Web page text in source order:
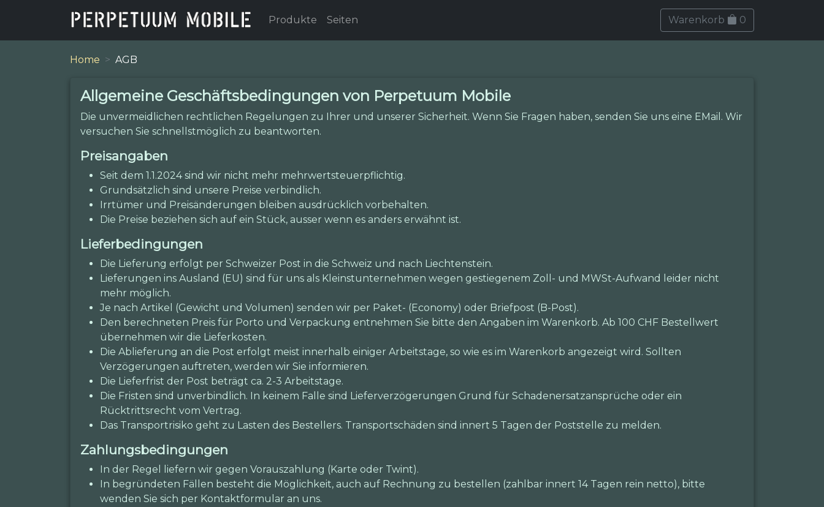
Produkte Seiten Warenkorb 0
Home AGB
Allgemeine Geschäftsbedingungen von Perpetuum Mobile
Die unvermeidlichen rechtlichen Regelungen zu Ihrer und unserer Sicherheit. Wenn Sie Fragen haben, senden Sie uns eine EMail. Wir
versuchen Sie schnellstmöglich zu beantworten.
Preisangaben
Seit dem 1.1.2024 sind wir nicht mehr mehrwertsteuerpflichtig.
Grundsätzlich sind unsere Preise verbindlich.
Irrtümer und Preisänderungen bleiben ausdrücklich vorbehalten.
Die Preise beziehen sich auf ein Stück, ausser wenn es anders erwähnt ist.
Lieferbedingungen
Die Lieferung erfolgt per Schweizer Post in die Schweiz und nach Liechtenstein.
Lieferungen ins Ausland (EU) sind für uns als Kleinstunternehmen wegen gestiegenem Zoll- und MWSt-Aufwand leider nicht
mehr möglich.
Je nach Artikel (Gewicht und Volumen) senden wir per Paket- (Economy) oder Briefpost (B-Post).
Den berechneten Preis für Porto und Verpackung entnehmen Sie bitte den Angaben im Warenkorb. Ab 100 CHF Bestellwert
übernehmen wir die Lieferkosten.
Die Ablieferung an die Post erfolgt meist innerhalb einiger Arbeitstage, so wie es im Warenkorb angezeigt wird. Sollten
Verzögerungen auftreten, werden wir Sie informieren.
Die Lieferfrist der Post beträgt ca. 2-3 Arbeitstage.
Die Fristen sind unverbindlich. In keinem Falle sind Lieferverzögerungen Grund für Schadenersatzansprüche oder ein
Rücktrittsrecht vom Vertrag.
Das Transportrisiko geht zu Lasten des Bestellers. Transportschäden sind innert 5 Tagen der Poststelle zu melden.
Zahlungsbedingungen
In der Regel liefern wir gegen Vorauszahlung (Karte oder Twint).
In begründeten Fällen besteht die Möglichkeit, auch auf Rechnung zu bestellen (zahlbar innert 14 Tagen rein netto), bitte
wenden Sie sich per Kontaktformular an uns.